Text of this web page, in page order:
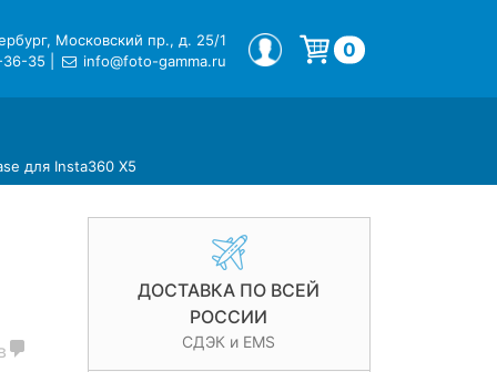
Московский пр., д. 25/1
36-35
info@foto-gamma.ru
МОЙ ПРОФИЛЬ 0
для Insta360 X5
ДОСТАВКА ПО ВСЕЙ
РОССИИ
СДЭК и EMS